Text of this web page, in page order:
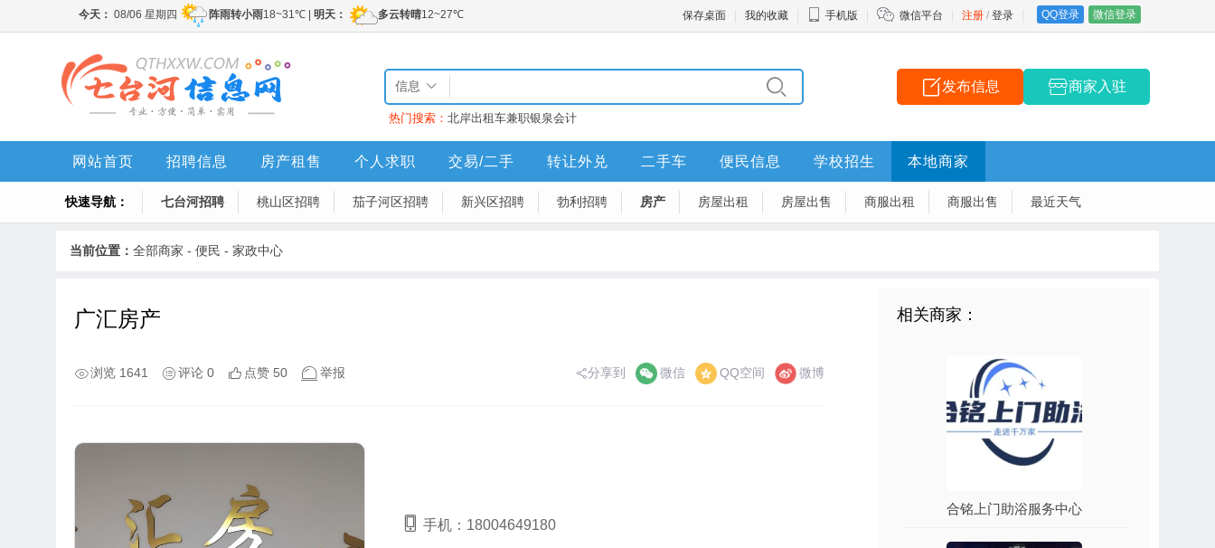
注册 / 登录 QQ登录 微信登录
保存桌面 我的收藏 手机版 微信平台
信息
热门搜索： 北岸出租车兼职银泉会计
发布信息 商家入驻
网站首页 招聘信息 房产租售 个人求职 交易/二手 转让外兑 二手车 便民信息 学校招生 本地商家
快速导航： 七台河招聘 桃山区招聘 茄子河区招聘 新兴区招聘 勃利招聘 房产 房屋出租 房屋出售 商服出租 商服出售 最近天气
当前位置： 全部商家 - 便民 - 家政中心
广汇房产
浏览 1641 评论 0 点赞 50 举报 分享到 微信 QQ空间 微博
手机： 18004649180
相关商家：
合铭上门助浴服务中心